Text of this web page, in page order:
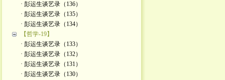
· 彭运生谈艺录（136）
· 彭运生谈艺录（135）
· 彭运生谈艺录（134）
【哲学-19】
· 彭运生谈艺录（133）
· 彭运生谈艺录（132）
· 彭运生谈艺录（131）
· 彭运生谈艺录（130）